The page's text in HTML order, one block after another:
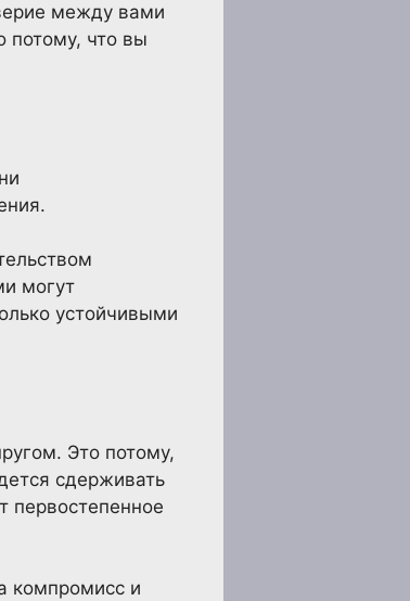
между вами
потому, что вы
могут
устойчивыми
Это потому,
сдерживать
первостепенное
компромисс и